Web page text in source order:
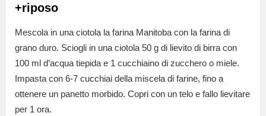
+riposo
Mescola in una ciotola la farina Manitoba con la farina di
grano duro. Sciogli in una ciotola 50 g di lievito di birra con
100 ml d’acqua tiepida e 1 cucchiaino di zucchero o miele.
Impasta con 6-7 cucchiai della miscela di farine, fino a
ottenere un panetto morbido. Copri con un telo e fallo lievitare
per 1 ora.